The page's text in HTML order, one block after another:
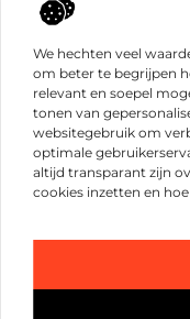
We hechten veel
om beter te begrijpen
relevant en soepel
tonen van
websitegebruik om
optimale
altijd transparant zijn
cookies inzetten en